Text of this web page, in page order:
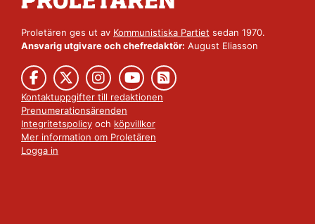
Proletären ges ut av Kommunistiska Partiet sedan 1970.
Ansvarig utgivare och chefredaktör: August Eliasson
Kontaktuppgifter till redaktionen
Prenumerationsärenden
Integritetspolicy och köpvillkor
Mer information om Proletären
Logga in